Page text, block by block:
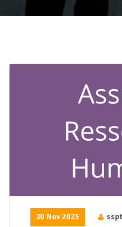
30 Nov 2025